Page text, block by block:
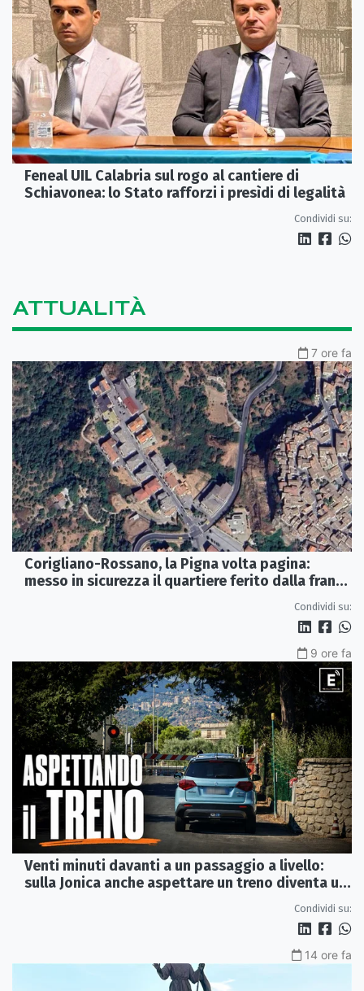
Feneal UIL Calabria sul rogo al cantiere di
Schiavonea: lo Stato rafforzi i presìdi di legalità
Condividi su:
ATTUALITÀ
7 ore fa
Corigliano-Rossano, la Pigna volta pagina:
messo in sicurezza il quartiere ferito dalla frana
Condividi su:
9 ore fa
Venti minuti davanti a un passaggio a livello:
sulla Jonica anche aspettare un treno diventa un
Condividi su:
14 ore fa